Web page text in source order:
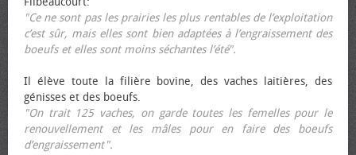
"Ce ne sont pas les prairies les plus rentables de l’exploitation
c’est sûr, mais elles sont bien adaptées à l’engraissement des
bœufs et elles sont moins séchantes l’été".
Il élève toute la filière bovine, des vaches laitières, des
génisses et des bœufs.
"On trait 125 vaches, on garde toutes les femelles pour le
renouvellement et les mâles pour en faire des bœufs
d’engraissement".